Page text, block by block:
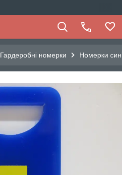
Гардеробні номерки Номерки